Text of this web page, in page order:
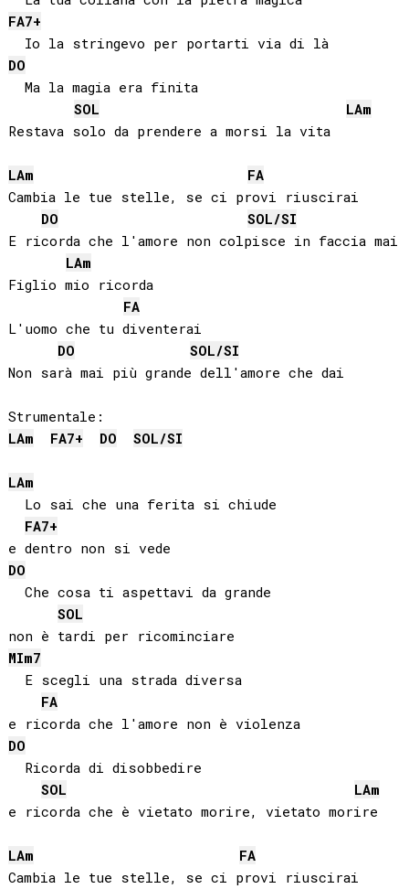
FA7+
  Io la stringevo per portarti via di là
DO
  Ma la magia era finita
SOL
LAm
Restava solo da prendere a morsi la vita
LAm
FA
Cambia le tue stelle, se ci provi riuscirai
DO
SOL/SI
E ricorda che l'amore non colpisce in faccia mai
LAm
Figlio mio ricorda
FA
L'uomo che tu diventerai
DO
SOL/SI
Non sarà mai più grande dell'amore che dai
LAm FA7+ DO SOL/SI
LAm
  Lo sai che una ferita si chiude
FA7+
DO
  Che cosa ti aspettavi da grande
SOL
MIm7
  E scegli una strada diversa
FA
e ricorda che l'amore non è violenza
DO
  Ricorda di disobbedire
SOL
LAm
e ricorda che è vietato morire, vietato morire
LAm
FA
Cambia le tue stelle, se ci provi riuscirai